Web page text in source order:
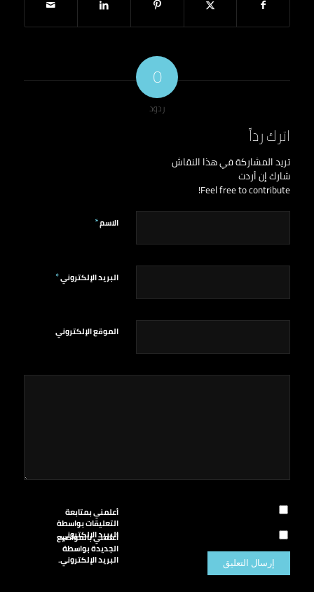
0
ردود
اترك رداً
تريد المشاركة في هذا النقاش
شارك إن أردت
Feel free to contribute!
الاسم*
البريد الإلكتروني*
الموقع الإلكتروني
أعلمني بمتابعة
التعليقات بواسطة
البريد الإلكتروني.
أعلمني بالمواضيع
الجديدة بواسطة
البريد الإلكتروني.